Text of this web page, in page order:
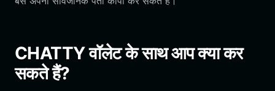
CHATTY वॉलेट के साथ आप क्या कर
सकते हैं?